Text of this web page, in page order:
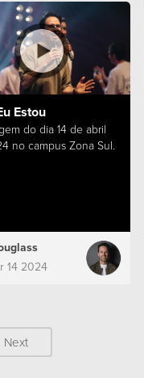
Estou
do dia 14 de abril
no campus Zona Sul.
14 2024
Next